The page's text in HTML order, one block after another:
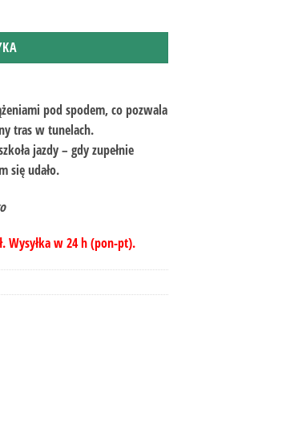
pod spodem, co pozwala
tras w tunelach.
jazdy – gdy zupełnie
się udało.
Wysyłka w 24 h (pon-pt).